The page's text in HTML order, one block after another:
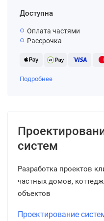
Доступна
Оплата частями
Рассрочка
Подробнее
систем
Разработка проектов
частных домов,
объектов
Проектирование